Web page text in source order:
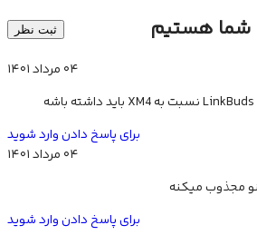
شما هستیم ثبت نظر
۰۴ مرداد ۱۴۰۱
برای پاسخ دادن وارد شوید
۰۴ مرداد ۱۴۰۱
برای پاسخ دادن وارد شوید